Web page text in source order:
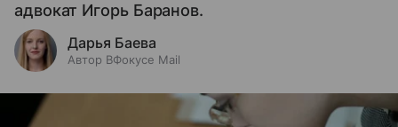
адвокат Игорь Баранов.
Дарья Баева
Автор ВФокусе Mail